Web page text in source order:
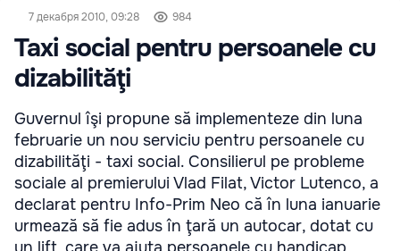
7 декабря 2010, 09:28 984
Taxi social pentru persoanele cu
dizabilităţi
Guvernul îşi propune să implementeze din luna
februarie un nou serviciu pentru persoanele cu
dizabilităţi - taxi social. Consilierul pe probleme
sociale al premierului Vlad Filat, Victor Lutenco, a
declarat pentru Info-Prim Neo că în luna ianuarie
urmează să fie adus în ţară un autocar, dotat cu